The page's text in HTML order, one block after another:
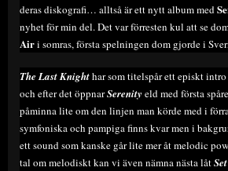
deras diskografi… alltså är ett nytt album med
nyhet för min del. Det var förresten kul att se
Airi somras, första spelningen dom gjorde i
The Last Knighthar som titelspår ett episkt
och efter det öppnarSerenity eld med första
påminna lite om den linjen man körde med i
symfoniska och pampiga finns kvar men i
ett sound som kanske går lite mer åt melodic
tal om melodiskt kan vi även nämna nästa låt